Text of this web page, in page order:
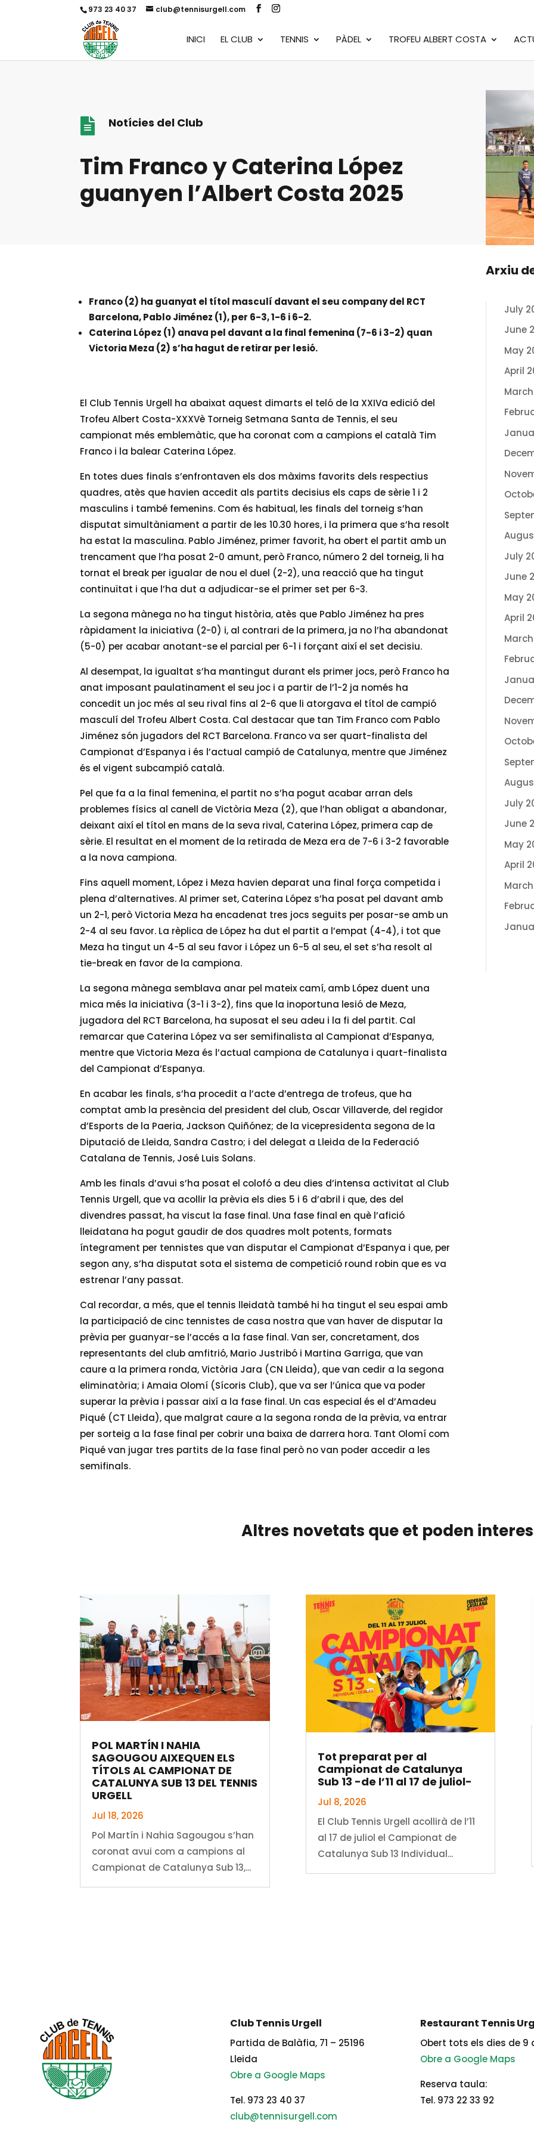
973 23 40 37 club@tennisurgell.com
INICI EL CLUB TENNIS PÀDEL TROFEU ALBERT COSTA
 Notícies del Club
Tim Franco y Caterina López
guanyen l’Albert Costa 2025
Franco (2) ha guanyat el títol masculí davant el seu company del RCT
Barcelona, Pablo Jiménez (1), per 6-3, 1-6 i 6-2.
Caterina López (1) anava pel davant a la final femenina (7-6 i 3-2) quan
Victoria Meza (2) s’ha hagut de retirar per lesió.
El Club Tennis Urgell ha abaixat aquest dimarts el teló de la XXIVa edició del
Trofeu Albert Costa-XXXVè Torneig Setmana Santa de Tennis, el seu
campionat més emblemàtic, que ha coronat com a campions el català Tim
Franco i la balear Caterina López.
En totes dues finals s’enfrontaven els dos màxims favorits dels respectius
quadres, atès que havien accedit als partits decisius els caps de sèrie 1 i 2
masculins i també femenins. Com és habitual, les finals del torneig s’han
disputat simultàniament a partir de les 10.30 hores, i la primera que s’ha resolt
ha estat la masculina. Pablo Jiménez, primer favorit, ha obert el partit amb un
trencament que l’ha posat 2-0 amunt, però Franco, número 2 del torneig, li ha
tornat el break per igualar de nou el duel (2-2), una reacció que ha tingut
continuïtat i que l’ha dut a adjudicar-se el primer set per 6-3.
La segona mànega no ha tingut història, atès que Pablo Jiménez ha pres
ràpidament la iniciativa (2-0) i, al contrari de la primera, ja no l’ha abandonat
(5-0) per acabar anotant-se el parcial per 6-1 i forçant així el set decisiu.
Al desempat, la igualtat s’ha mantingut durant els primer jocs, però Franco ha
anat imposant paulatinament el seu joc i a partir de l’1-2 ja només ha
concedit un joc més al seu rival fins al 2-6 que li atorgava el títol de campió
masculí del Trofeu Albert Costa. Cal destacar que tan Tim Franco com Pablo
Jiménez són jugadors del RCT Barcelona. Franco va ser quart-finalista del
Campionat d’Espanya i és l’actual campió de Catalunya, mentre que Jiménez
és el vigent subcampió català.
Pel que fa a la final femenina, el partit no s’ha pogut acabar arran dels
problemes físics al canell de Victòria Meza (2), que l’han obligat a abandonar,
deixant així el títol en mans de la seva rival, Caterina López, primera cap de
sèrie. El resultat en el moment de la retirada de Meza era de 7-6 i 3-2 favorable
a la nova campiona.
Fins aquell moment, López i Meza havien deparat una final força competida i
plena d’alternatives. Al primer set, Caterina López s’ha posat pel davant amb
un 2-1, però Victoria Meza ha encadenat tres jocs seguits per posar-se amb un
2-4 al seu favor. La rèplica de López ha dut el partit a l’empat (4-4), i tot que
Meza ha tingut un 4-5 al seu favor i López un 6-5 al seu, el set s’ha resolt al
tie-break en favor de la campiona.
La segona mànega semblava anar pel mateix camí, amb López duent una
mica més la iniciativa (3-1 i 3-2), fins que la inoportuna lesió de Meza,
jugadora del RCT Barcelona, ha suposat el seu adeu i la fi del partit. Cal
remarcar que Caterina López va ser semifinalista al Campionat d’Espanya,
mentre que Victoria Meza és l’actual campiona de Catalunya i quart-finalista
del Campionat d’Espanya.
En acabar les finals, s’ha procedit a l’acte d’entrega de trofeus, que ha
comptat amb la presència del president del club, Oscar Villaverde, del regidor
d’Esports de la Paeria, Jackson Quiñónez; de la vicepresidenta segona de la
Diputació de Lleida, Sandra Castro; i del delegat a Lleida de la Federació
Catalana de Tennis, José Luis Solans.
Amb les finals d’avui s’ha posat el colofó a deu dies d’intensa activitat al Club
Tennis Urgell, que va acollir la prèvia els dies 5 i 6 d’abril i que, des del
divendres passat, ha viscut la fase final. Una fase final en què l’afició
lleidatana ha pogut gaudir de dos quadres molt potents, formats
íntegrament per tennistes que van disputar el Campionat d’Espanya i que, per
segon any, s’ha disputat sota el sistema de competició round robin que es va
estrenar l’any passat.
Cal recordar, a més, que el tennis lleidatà també hi ha tingut el seu espai amb
la participació de cinc tennistes de casa nostra que van haver de disputar la
prèvia per guanyar-se l’accés a la fase final. Van ser, concretament, dos
representants del club amfitrió, Mario Justribó i Martina Garriga, que van
caure a la primera ronda, Victòria Jara (CN Lleida), que van cedir a la segona
eliminatòria; i Amaia Olomí (Sícoris Club), que va ser l’única que va poder
superar la prèvia i passar així a la fase final. Un cas especial és el d’Amadeu
Piqué (CT Lleida), que malgrat caure a la segona ronda de la prèvia, va entrar
per sorteig a la fase final per cobrir una baixa de darrera hora. Tant Olomí com
Piqué van jugar tres partits de la fase final però no van poder accedir a les
semifinals.
Arxiu
July
June
May
April
July
June
May
April
July
June
May
April
Altres novetats que et poden
POL MARTÍN I NAHIA
SAGOUGOU AIXEQUEN ELS
TÍTOLS AL CAMPIONAT DE
CATALUNYA SUB 13 DEL TENNIS
URGELL
Jul 18, 2026
Pol Martín i Nahia Sagougou s’han
coronat avui com a campions al
Campionat de Catalunya Sub 13,...
Tot preparat per al
Campionat de Catalunya
Sub 13 -de l’11 al 17 de juliol-
Jul 8, 2026
El Club Tennis Urgell acollirà de l’11
al 17 de juliol el Campionat de
Catalunya Sub 13 Individual...
Club Tennis Urgell
Partida de Balàfia, 71 – 25196
Lleida
Obre a Google Maps
Tel. 973 23 40 37
club@tennisurgell.com
Restaurant Tennis
Obert tots els dies de 9
Obre a Google Maps
Reserva taula:
Tel. 973 22 33 92